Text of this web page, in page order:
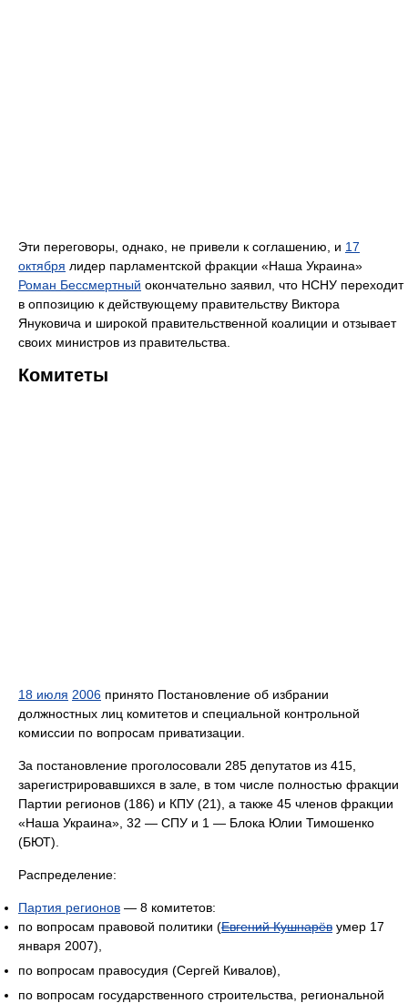
Эти переговоры, однако, не привели к соглашению, и 17
октября лидер парламентской фракции «Наша Украина»
Роман Бессмертный окончательно заявил, что НСНУ переходит
в оппозицию к действующему правительству Виктора
Януковича и широкой правительственной коалиции и отзывает
своих министров из правительства.
Комитеты
18 июля 2006 принято Постановление об избрании
должностных лиц комитетов и специальной контрольной
комиссии по вопросам приватизации.
За постановление проголосовали 285 депутатов из 415,
зарегистрировавшихся в зале, в том числе полностью фракции
Партии регионов (186) и КПУ (21), а также 45 членов фракции
«Наша Украина», 32 — СПУ и 1 — Блока Юлии Тимошенко
(БЮТ).
Распределение:
Партия регионов — 8 комитетов:
по вопросам правовой политики (Евгений Кушнарёв умер 17
января 2007),
по вопросам правосудия (Сергей Кивалов),
по вопросам государственного строительства, региональной